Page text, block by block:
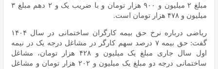
مبلغ ۲ میلیون و ۹۰۰ هزار تومان و با ضریب یک و ۲ دهم مبلغ ۳
میلیون و ۴۷۸ هزار تومان است.
ریاضی درباره نرخ حق بیمه کارگران ساختمانی در سال ۱۴۰۴
گفت: حق بیمه ۷ درصد سهم کارگر در مشاغل درجه یک در نیمه
اول سال جاری مبلغ یک میلیون و ۴۲۸ هزار تومان، مشاغل
ساختمانی درجه دو مبلغ یک میلیون و ۲۰۲ هزار تومان و مشاغل